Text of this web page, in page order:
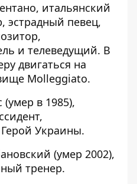
итальянский
эстрадный певец,
и телеведущий. В
двигаться на
Molleggiato.
в 1985),
Украины.
(умер 2002),
тренер.